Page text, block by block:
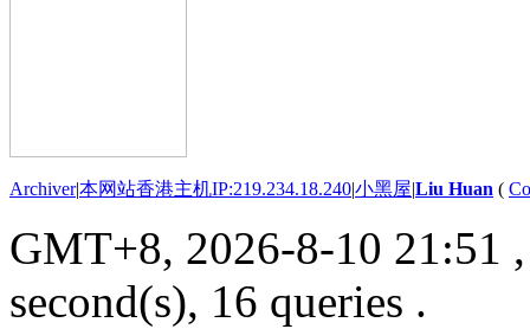
Archiver|本网站香港主机IP:219.234.18.240|小黑屋|Liu Huan (
GMT+8, 2026-8-10 21:51
second(s), 16 queries .